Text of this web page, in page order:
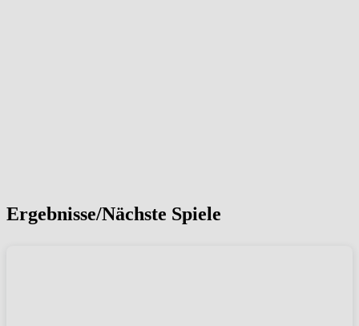
Ergebnisse/Nächste Spiele